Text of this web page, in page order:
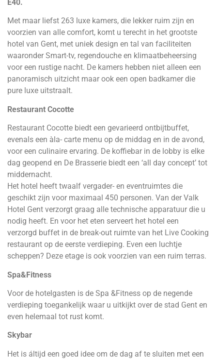
E40.
Met maar liefst 263 luxe kamers, die lekker ruim zijn en
voorzien van alle comfort, komt u terecht in het grootste
hotel van Gent, met uniek design en tal van faciliteiten
waaronder Smart-tv, regendouche en klimaatbeheersing
voor een rustige nacht. De kamers hebben niet alleen een
panoramisch uitzicht maar ook een open badkamer die
pure luxe uitstraalt.
Restaurant Cocotte
Restaurant Cocotte biedt een gevarieerd ontbijtbuffet,
evenals een àla- carte menu op de middag en in de avond,
voor een culinaire ervaring. De koffiebar in de lobby is elke
dag geopend en De Brasserie biedt een ‘all day concept’ tot
middernacht.
Het hotel heeft twaalf vergader- en eventruimtes die
geschikt zijn voor maximaal 450 personen. Van der Valk
Hotel Gent verzorgt graag alle technische apparatuur die u
nodig heeft. En voor het eten serveert het hotel een
verzorgd buffet in de break-out ruimte van het Live Cooking
restaurant op de eerste verdieping. Even een luchtje
scheppen? Deze etage is ook voorzien van een ruim terras.
Spa&Fitness
Voor de hotelgasten is de Spa &Fitness op de negende
verdieping toegankelijk waar u uitkijkt over de stad Gent en
even helemaal tot rust komt.
Skybar
Het is áltijd een goed idee om de dag af te sluiten met een